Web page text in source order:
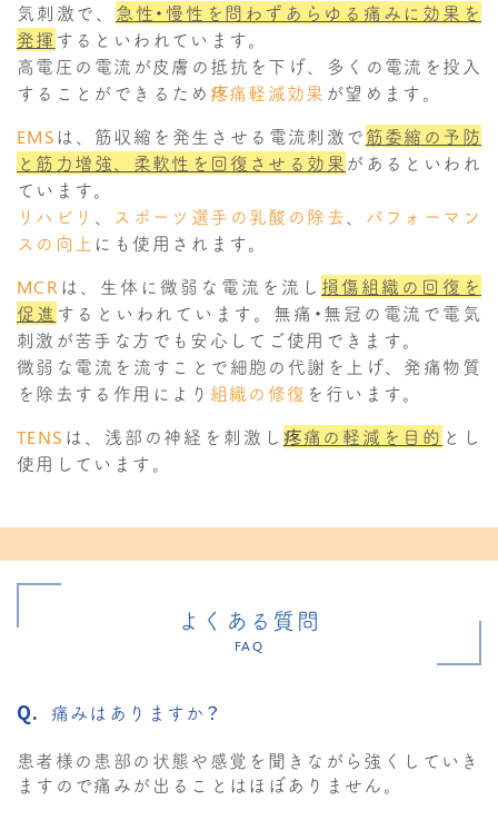
気刺激で、 急性・慢性を問わずあらゆる痛みに効果を
発揮 するといわれています。
高電圧の電流が皮膚の抵抗を下げ、多くの電流を投入
することができるため疼痛軽減効果 が望めます。
EMSは、筋収縮を発生させる電流刺激で筋委縮の予防
と筋力増強、柔軟性を回復させる効果があるといわれ
ています。
リハビリ 、 スポーツ選手の乳酸の除去、 パフォーマン
スの向上 にも使用されます。
MCR は、生体に微弱な電流を流し 損傷組織の回復を
促進 するといわれています。無痛・無冠の電流で電気
刺激が苦手な方でも安心してご使用できます。
微弱な電流を流すことで細胞の代謝を上げ、発痛物質
を除去する作用により 組織の修復 を行います。
TENS は、浅部の神経を刺激し 疼痛の軽減を目的 とし
使用しています。
よくある質問
FAQ
痛みはありますか？
患者様の患部の状態や感覚を聞きながら強くしていき
ますので痛みが出ることはほぼありません。